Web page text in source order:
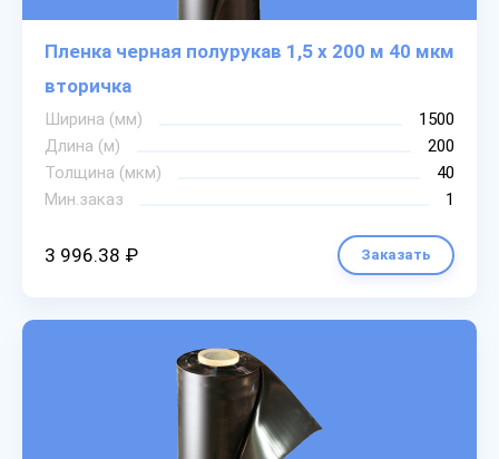
Пленка черная полурукав 1,5 х 200 м 40 мкм
вторичка
Ширина (мм)
1500
Длина (м)
200
Толщина (мкм)
40
Мин.заказ
1
3 996.38 ₽ Заказать